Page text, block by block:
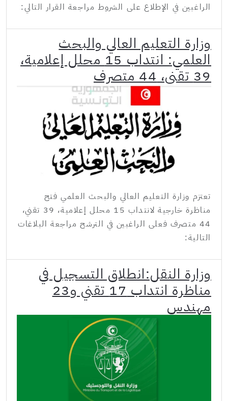
الراغبين في الإطلاع على الشروط مراجعة القرار التالي:
وزارة التعليم العالي والبحث
العلمي: انتداب 15 محلل إعلامية،
39 تقني، 44 متصرف
تعتزم وزارة التعليم العالي والبحث العلمي فتح
مناظرة خارجية لانتداب 15 محلل إعلامية، 39 تقني،
44 متصرف فعلى الراغبين في الترشح مراجعة البلاغات
التالية:
وزارة النقل:انطلاق التسجيل في
مناظرة انتداب 17 تقني و23
مهندس